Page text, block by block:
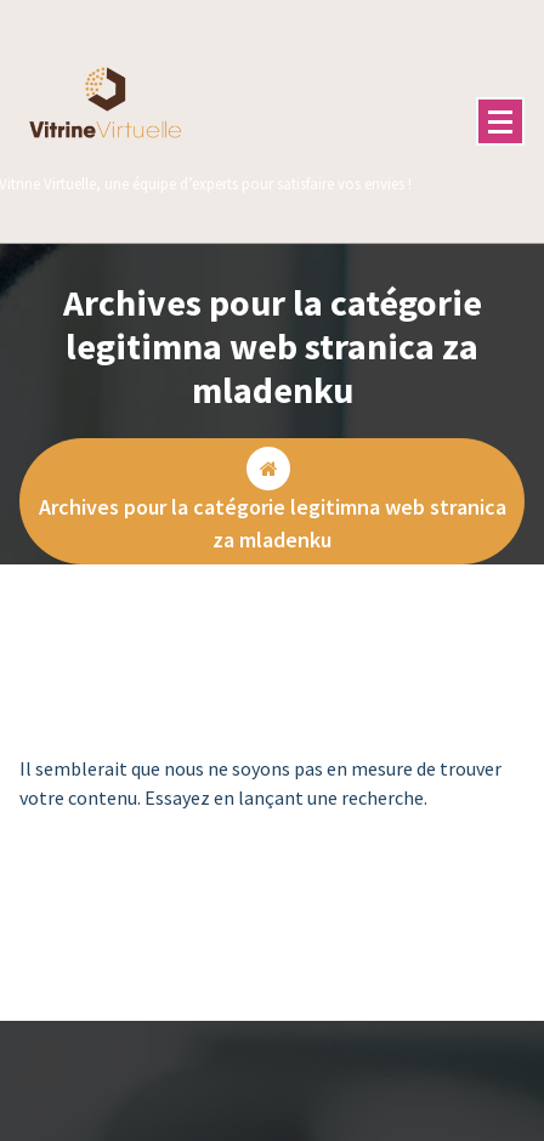
Vitrine Virtuelle, une équipe d’experts pour satisfaire vos envies !
Archives pour la catégorie
legitimna web stranica za
mladenku
Archives pour la catégorie legitimna web stranica
za mladenku
Il semblerait que nous ne soyons pas en mesure de trouver
votre contenu. Essayez en lançant une recherche.